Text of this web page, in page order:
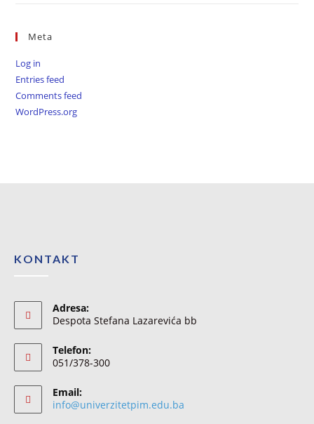
Meta
Log in
Entries feed
Comments feed
WordPress.org
KONTAKT
Adresa:
Despota Stefana Lazarevića bb
Telefon:
051/378-300
Email:
info@univerzitetpim.edu.ba